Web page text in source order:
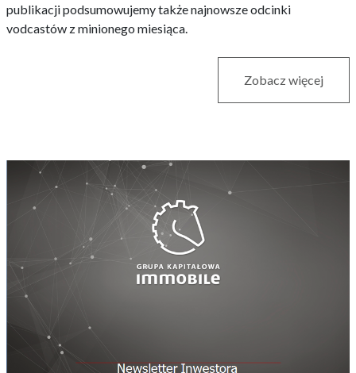
publikacji podsumowujemy także najnowsze odcinki
vodcastów z minionego miesiąca.
Zobacz więcej